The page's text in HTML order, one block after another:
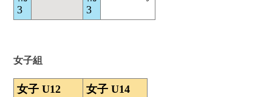
3
3
女子組
女子 U12
女子 U14